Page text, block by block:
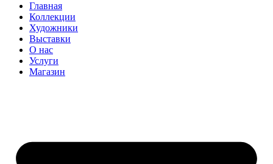
Главная
Коллекции
Художники
Выставки
О нас
Услуги
Магазин